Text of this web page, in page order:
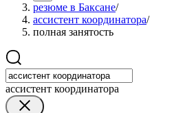
резюме в Баксане/
ассистент координатора/
полная занятость
ассистент координатора